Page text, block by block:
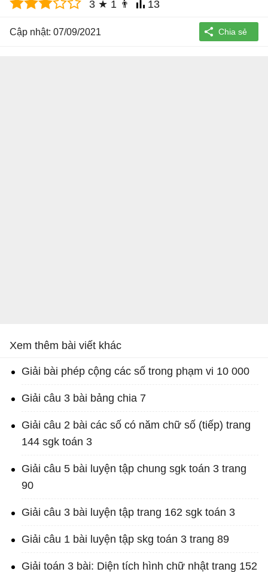
3 ★ 1 👨 13
Cập nhật: 07/09/2021
Xem thêm bài viết khác
Giải bài phép cộng các số trong phạm vi 10 000
Giải câu 3 bài bảng chia 7
Giải câu 2 bài các số có năm chữ số (tiếp) trang
144 sgk toán 3
Giải câu 5 bài luyện tập chung sgk toán 3 trang
90
Giải câu 3 bài luyện tập trang 162 sgk toán 3
Giải câu 1 bài luyện tập skg toán 3 trang 89
Giải toán 3 bài: Diện tích hình chữ nhật trang 152